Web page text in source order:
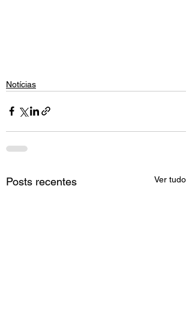
Notícias
Posts recentes Ver tudo